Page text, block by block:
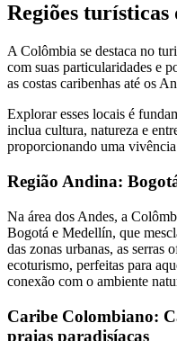
Regiões
A Colômbia se destaca no
com suas particularidades e
as costas caribenhas até os
Explorar esses locais é
inclua cultura, natureza e
proporcionando uma
Região Andina:
Na área dos Andes, a
Bogotá e Medellín, que
das zonas urbanas, as serras
ecoturismo, perfeitas para
conexão com o ambiente
Caribe Colombiano:
praias paradisíacas